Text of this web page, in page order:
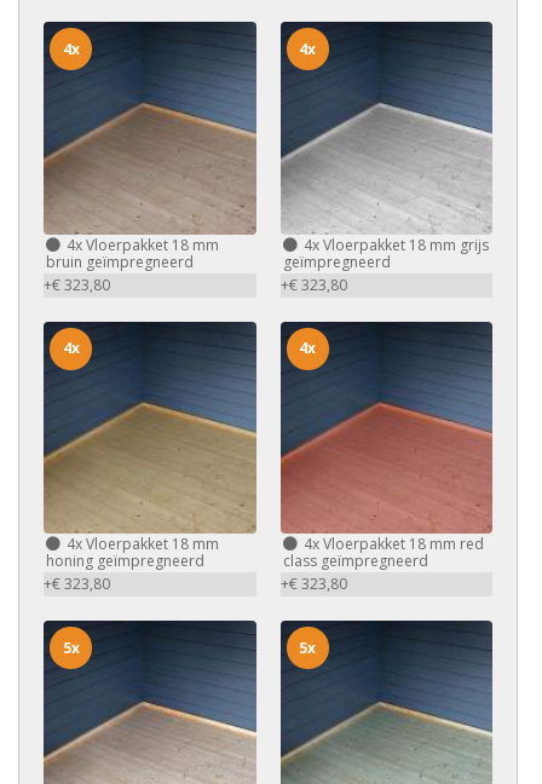
4xVloerpakket 18 mm
bruin geïmpregneerd
+€ 323,80
4x
4xVloerpakket 18 mm grijs
geïmpregneerd
+€ 323,80
4x
4xVloerpakket 18 mm
honing geïmpregneerd
+€ 323,80
4x
4xVloerpakket 18 mm red
class geïmpregneerd
+€ 323,80
4x
5x 5x